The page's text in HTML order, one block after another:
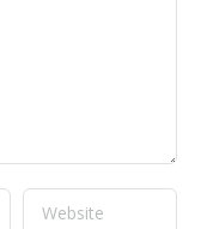
Website